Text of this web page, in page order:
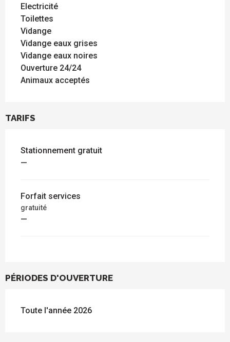
Electricité
Toilettes
Vidange
Vidange eaux grises
Vidange eaux noires
Ouverture 24/24
Animaux acceptés
TARIFS
Stationnement gratuit
—
Forfait services
gratuité
—
PÉRIODES D'OUVERTURE
Toute l'année 2026